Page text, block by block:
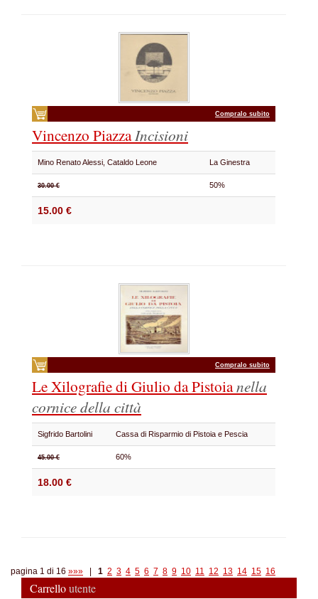
Compralo subito
Vincenzo PiazzaIncisioni
Mino Renato Alessi, Cataldo Leone La Ginestra
30.00 € 50%
15.00 €
Compralo subito
Le Xilografie di Giulio da Pistoianella
cornice della città
Sigfrido Bartolini Cassa di Risparmio di Pistoia e Pescia
45.00 € 60%
18.00 €
pagina 1 di 16 »»» 1 2 3 4 5 6 7 8 9 10 11 12 13 14 15 16
Carrelloutente